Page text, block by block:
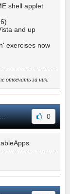
shell applet
and up
exercises now
отвечать за них.
0